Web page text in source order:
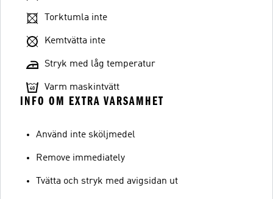
Torktumla inte
Kemtvätta inte
Stryk med låg temperatur
Varm maskintvätt
INFO OM EXTRA VARSAMHET
Använd inte sköljmedel
Remove immediately
Tvätta och stryk med avigsidan ut